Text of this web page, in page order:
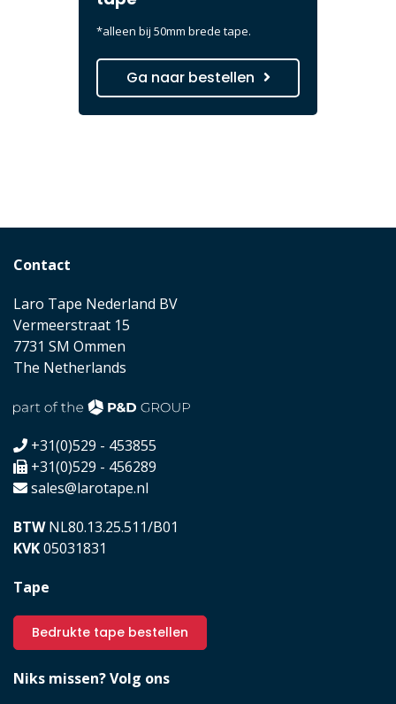
*alleen bij 50mm brede tape.
Ga naar bestellen
Contact
Laro Tape Nederland BV
Vermeerstraat 15
7731 SM Ommen
The Netherlands
+31(0)529 - 453855
+31(0)529 - 456289
sales@larotape.nl
BTWNL80.13.25.511/B01
KVK05031831
Tape
Bedrukte tape bestellen
Niks missen? Volg ons